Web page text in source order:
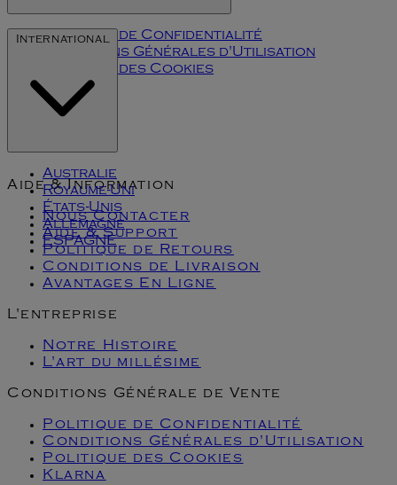
Politique de Confidentialité
Conditions Générales d'Utilisation
Politique des Cookies
Klarna
International
Australie
Royaume-Uni
États-Unis
Allemagne
ESPAGNE
Aide & Information
Nous Contacter
Aide & Support
Politique de Retours
Conditions de Livraison
Avantages En Ligne
L'entreprise
Notre Histoire
L'art du millésime
Conditions Générale de Vente
Politique de Confidentialité
Conditions Générales d'Utilisation
Politique des Cookies
Klarna